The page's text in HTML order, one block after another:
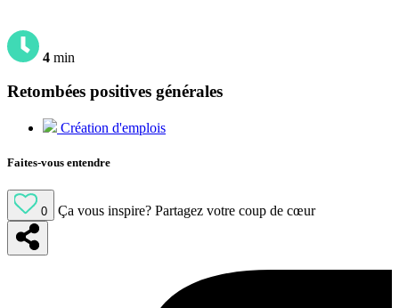
4 min
Retombées positives générales
Création d'emplois
Faites-vous entendre
0 Ça vous inspire? Partagez votre coup de cœur